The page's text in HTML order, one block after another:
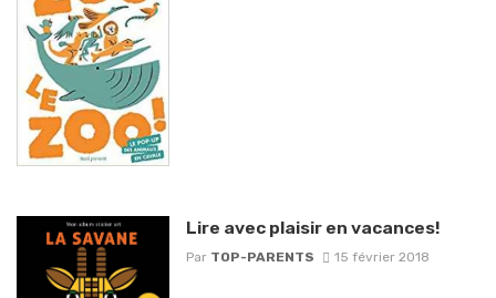
Lire avec plaisir en vacances!
Par TOP-PARENTS 15 février 2018